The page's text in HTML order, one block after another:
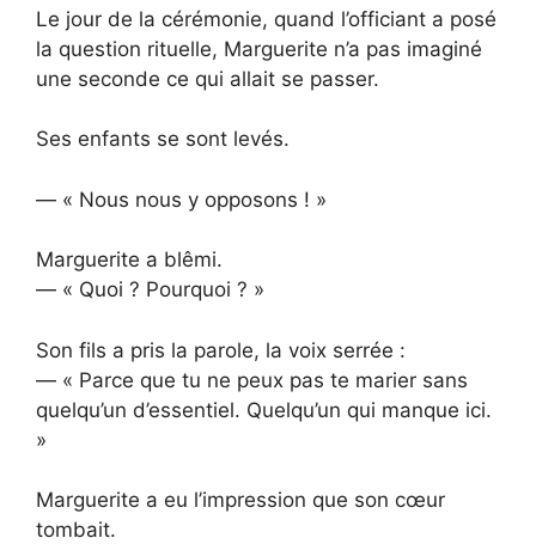
Le jour de la cérémonie, quand l’officiant a posé
la question rituelle, Marguerite n’a pas imaginé
une seconde ce qui allait se passer.
Ses enfants se sont levés.
— « Nous nous y opposons ! »
Marguerite a blêmi.
— « Quoi ? Pourquoi ? »
Son fils a pris la parole, la voix serrée :
— « Parce que tu ne peux pas te marier sans
quelqu’un d’essentiel. Quelqu’un qui manque ici.
»
Marguerite a eu l’impression que son cœur
tombait.